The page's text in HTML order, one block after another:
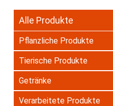
Alle Produkte
Pflanzliche Produkte
Tierische Produkte
Getränke
Verarbeitete Produkte